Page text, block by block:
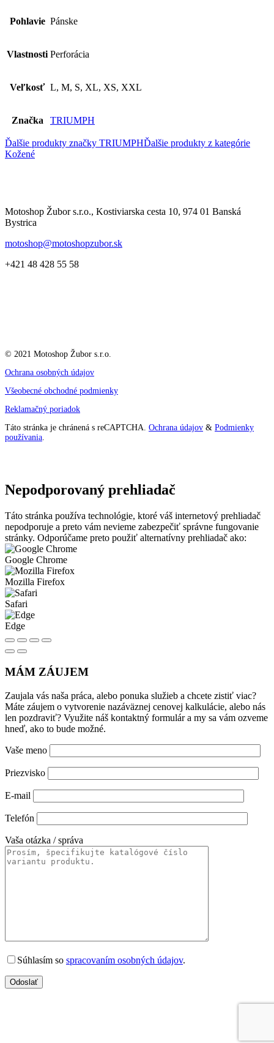
Pohlavie Pánske
Vlastnosti Perforácia
Veľkosť L, M, S, XL, XS, XXL
Značka TRIUMPH
Ďalšie produkty značky TRIUMPHĎalšie produkty z kategórie
Kožené
Motoshop Žubor s.r.o., Kostiviarska cesta 10, 974 01 Banská
Bystrica
motoshop@motoshopzubor.sk
+421 48 428 55 58
© 2021 Motoshop Žubor s.r.o.
Ochrana osobných údajov
Všeobecné obchodné podmienky
Reklamačný poriadok
Táto stránka je chránená s reCAPTCHA. Ochrana údajov & Podmienky
používania.
Nepodporovaný prehliadač
Táto stránka používa technológie, ktoré váš internetový prehliadač
nepodporuje a preto vám nevieme zabezpečiť správne fungovanie
stránky. Odporúčame preto použiť alternatívny prehliadač ako:
Google Chrome
Mozilla Firefox
Safari
Edge
MÁM ZÁUJEM
Zaujala vás naša práca, alebo ponuka služieb a chcete zistiť viac?
Máte záujem o vytvorenie nazáväznej cenovej kalkulácie, alebo nás
len pozdraviť? Využite náš kontaktný formulár a my sa vám ozveme
hneď, ako to bude možné.
Vaše meno
Priezvisko
E-mail
Telefón
Vaša otázka / správa
Súhlasím so spracovaním osobných údajov.